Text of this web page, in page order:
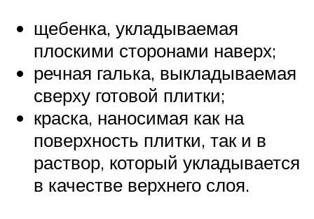
щебенка, укладываемая
плоскими сторонами наверх;
речная галька, выкладываемая
сверху готовой плитки;
краска, наносимая как на
поверхность плитки, так и в
раствор, который укладывается
в качестве верхнего слоя.